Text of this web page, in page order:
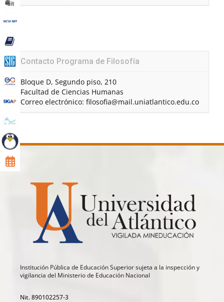
Contacto Programa de Filosofía
Bloque D, Segundo piso, 210
Facultad de Ciencias Humanas
Correo electrónico: filosofia@mail.uniatlantico.edu.co
Institución Pública de Educación Superior sujeta a la inspección y
vigilancia del Ministerio de Educación Nacional
Nit. 890102257-3